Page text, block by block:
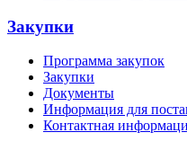
Закупки
Программа закупок
Закупки
Документы
Информация для
Контактная